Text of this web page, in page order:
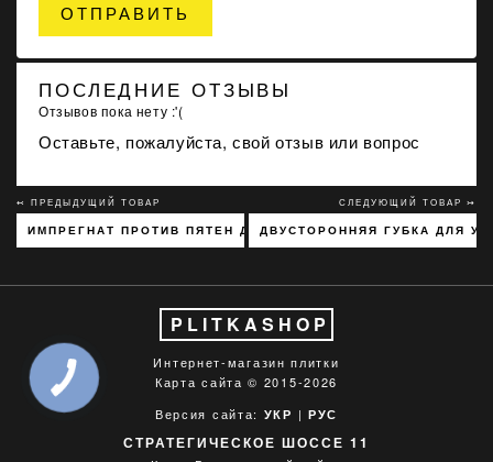
ОТПРАВИТЬ
ПОСЛЕДНИЕ ОТЗЫВЫ
Отзывов пока нету :'(
Оставьте, пожалуйста, свой отзыв или вопрос
↢ ПРЕДЫДУЩИЙ ТОВАР
ИМПРЕГНАТ ПРОТИВ ПЯТЕН ДЛЯ КЛИНКЕРА, КАМНЯ,
СЛЕДУЮЩИЙ ТОВАР ↣
ДВУСТОРОННЯЯ ГУБКА ДЛЯ
PLITKASHOP
Интернет-магазин плитки
Карта сайта © 2015-2026
Версия сайта: УКР | РУС
СТРАТЕГИЧЕСКОЕ ШОССЕ 11